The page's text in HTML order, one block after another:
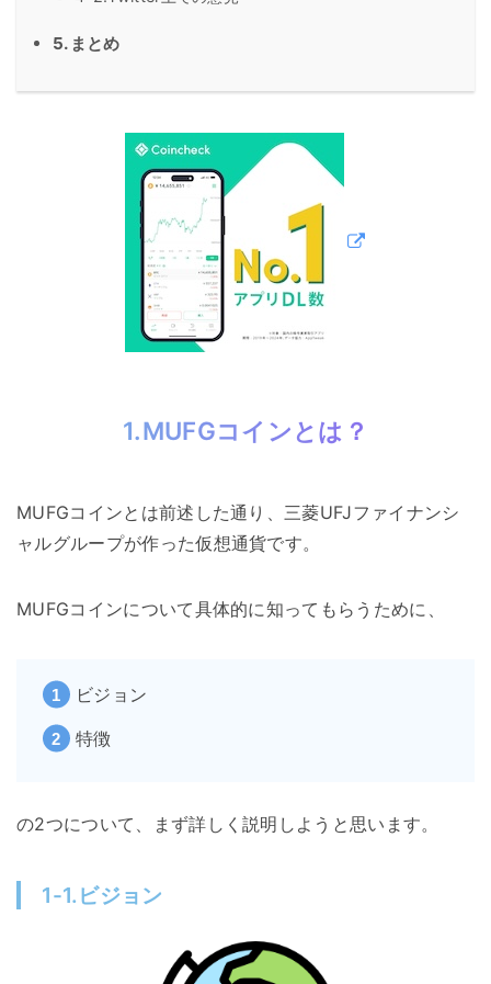
5.まとめ
1.MUFGコインとは？
MUFGコインとは前述した通り、三菱UFJファイナンシ
ャルグループが作った仮想通貨です。
MUFGコインについて具体的に知ってもらうために、
ビジョン
特徴
の2つについて、まず詳しく説明しようと思います。
1-1.ビジョン